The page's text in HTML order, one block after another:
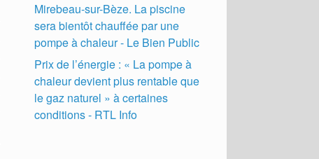
Mirebeau-sur-Bèze. La piscine
sera bientôt chauffée par une
pompe à chaleur - Le Bien Public
Prix de l’énergie : « La pompe à
chaleur devient plus rentable que
le gaz naturel » à certaines
conditions - RTL Info